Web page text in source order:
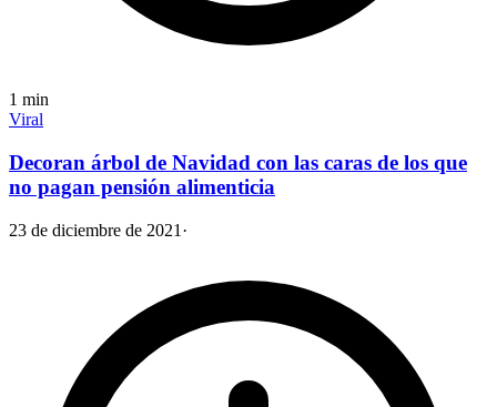
1 min
Viral
Decoran árbol de Navidad con las caras de los que
no pagan pensión alimenticia
23 de diciembre de 2021 ·